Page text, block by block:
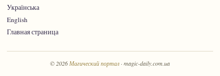
Українська
English
Главная страница
© 2026 Магический портал · magic-daily.com.ua